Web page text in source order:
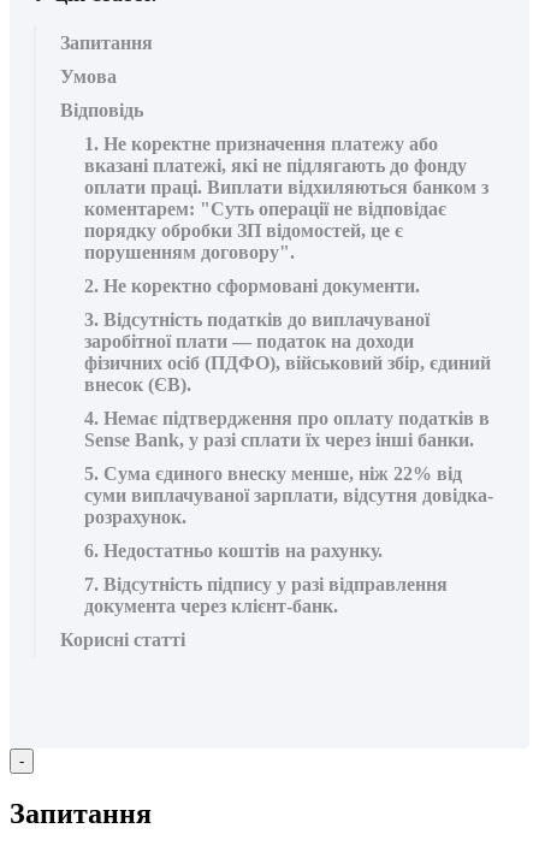
Запитання
Умова
Відповідь
1. Не коректне призначення платежу або
вказані платежі, які не підлягають до фонду
оплати праці. Виплати відхиляються банком з
коментарем: "Суть операції не відповідає
порядку обробки ЗП відомостей, це є
порушенням договору".
2. Не коректно сформовані документи.
3. Відсутність податків до виплачуваної
заробітної плати — податок на доходи
фізичних осіб (ПДФО), військовий збір, єдиний
внесок (ЄВ).
4. Немає підтвердження про оплату податків в
Sense Bank, у разі сплати їх через інші банки.
5. Сума єдиного внеску менше, ніж 22% від
суми виплачуваної зарплати, відсутня довідка-
розрахунок.
6. Недостатньо коштів на рахунку.
7. Відсутність підпису у разі відправлення
документа через клієнт-банк.
Корисні статті
-
Запитання